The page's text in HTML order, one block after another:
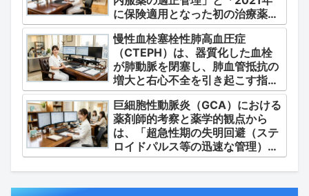
に保険適用となった初の治療薬で
あるジメチルスルホキシド
（DMSO）の安全かつ確実な調
剤・運用」に集約されます。
慢性血栓塞栓性肺高血圧症
（CTEPH）は、器質化した血栓
が肺動脈を閉塞し、肺血管抵抗の
増大と右心不全を引き起こす指定
難病（第4群肺高血圧症）です。
巨細胞性動脈炎（GCA）における
薬剤師的考察と薬学的観点から
は、「超急性期の失明回避（ステ
ロイドパルス等の迅速な管理）」
「再燃防止とステロイドの最小化
（トシリズマブやウパダシチニブ
の適正使用）」「長期ステロイド